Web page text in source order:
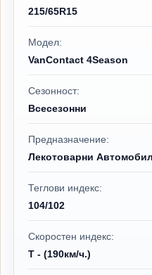
215/65R15
Модел:
VanContact 4Season
Сезонност:
Всесезонни
Предназначение:
Лекотоварни
Теглови индекс:
104/102
Скоростен индекс:
T - (190км/ч.)